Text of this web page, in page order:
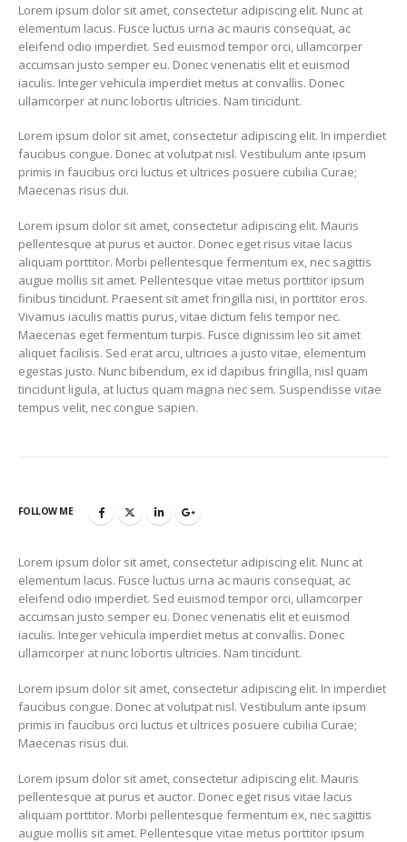
Lorem ipsum dolor sit amet, consectetur adipiscing elit. Nunc at
elementum lacus. Fusce luctus urna ac mauris consequat, ac
eleifend odio imperdiet. Sed euismod tempor orci, ullamcorper
accumsan justo semper eu. Donec venenatis elit et euismod
iaculis. Integer vehicula imperdiet metus at convallis. Donec
ullamcorper at nunc lobortis ultricies. Nam tincidunt.
Lorem ipsum dolor sit amet, consectetur adipiscing elit. In imperdiet
faucibus congue. Donec at volutpat nisl. Vestibulum ante ipsum
primis in faucibus orci luctus et ultrices posuere cubilia Curae;
Maecenas risus dui.
Lorem ipsum dolor sit amet, consectetur adipiscing elit. Mauris
pellentesque at purus et auctor. Donec eget risus vitae lacus
aliquam porttitor. Morbi pellentesque fermentum ex, nec sagittis
augue mollis sit amet. Pellentesque vitae metus porttitor ipsum
finibus tincidunt. Praesent sit amet fringilla nisi, in porttitor eros.
Vivamus iaculis mattis purus, vitae dictum felis tempor nec.
Maecenas eget fermentum turpis. Fusce dignissim leo sit amet
aliquet facilisis. Sed erat arcu, ultricies a justo vitae, elementum
egestas justo. Nunc bibendum, ex id dapibus fringilla, nisl quam
tincidunt ligula, at luctus quam magna nec sem. Suspendisse vitae
tempus velit, nec congue sapien.
FOLLOW ME
Lorem ipsum dolor sit amet, consectetur adipiscing elit. Nunc at
elementum lacus. Fusce luctus urna ac mauris consequat, ac
eleifend odio imperdiet. Sed euismod tempor orci, ullamcorper
accumsan justo semper eu. Donec venenatis elit et euismod
iaculis. Integer vehicula imperdiet metus at convallis. Donec
ullamcorper at nunc lobortis ultricies. Nam tincidunt.
Lorem ipsum dolor sit amet, consectetur adipiscing elit. In imperdiet
faucibus congue. Donec at volutpat nisl. Vestibulum ante ipsum
primis in faucibus orci luctus et ultrices posuere cubilia Curae;
Maecenas risus dui.
Lorem ipsum dolor sit amet, consectetur adipiscing elit. Mauris
pellentesque at purus et auctor. Donec eget risus vitae lacus
aliquam porttitor. Morbi pellentesque fermentum ex, nec sagittis
augue mollis sit amet. Pellentesque vitae metus porttitor ipsum